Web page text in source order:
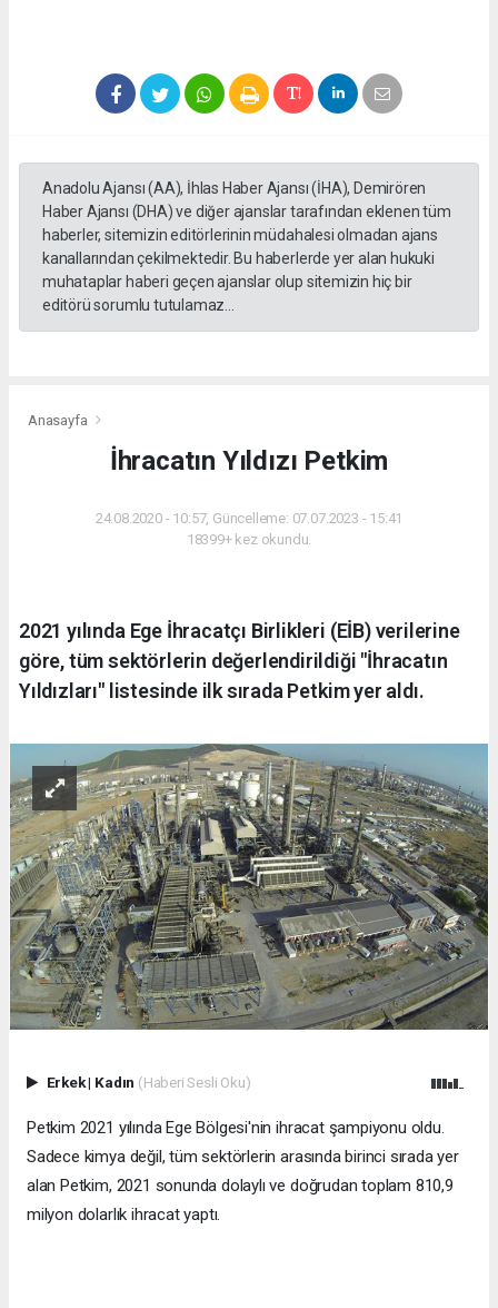
Anadolu Ajansı (AA), İhlas Haber Ajansı (İHA), Demirören
Haber Ajansı (DHA) ve diğer ajanslar tarafından eklenen tüm
haberler, sitemizin editörlerinin müdahalesi olmadan ajans
kanallarından çekilmektedir. Bu haberlerde yer alan hukuki
muhataplar haberi geçen ajanslar olup sitemizin hiç bir
editörü sorumlu tutulamaz...
Anasayfa
İhracatın Yıldızı Petkim
24.08.2020 - 10:57, Güncelleme: 07.07.2023 - 15:41
18399+ kez okundu.
2021 yılında Ege İhracatçı Birlikleri (EİB) verilerine
göre, tüm sektörlerin değerlendirildiği "İhracatın
Yıldızları" listesinde ilk sırada Petkim yer aldı.
Erkek| Kadın (Haberi Sesli Oku)
Petkim 2021 yılında Ege Bölgesi'nin ihracat şampiyonu oldu.
Sadece kimya değil, tüm sektörlerin arasında birinci sırada yer
alan Petkim, 2021 sonunda dolaylı ve doğrudan toplam 810,9
milyon dolarlık ihracat yaptı.